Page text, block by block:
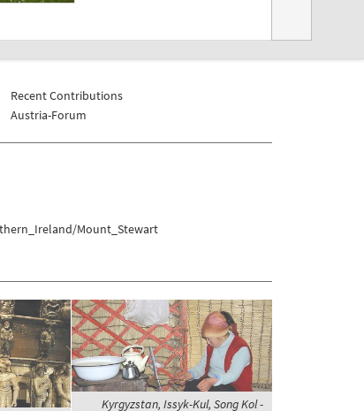
Recent Contributions
Austria-Forum
Mount_Stewart
Kyrgyzstan, Issyk-Kul, Song Kol -